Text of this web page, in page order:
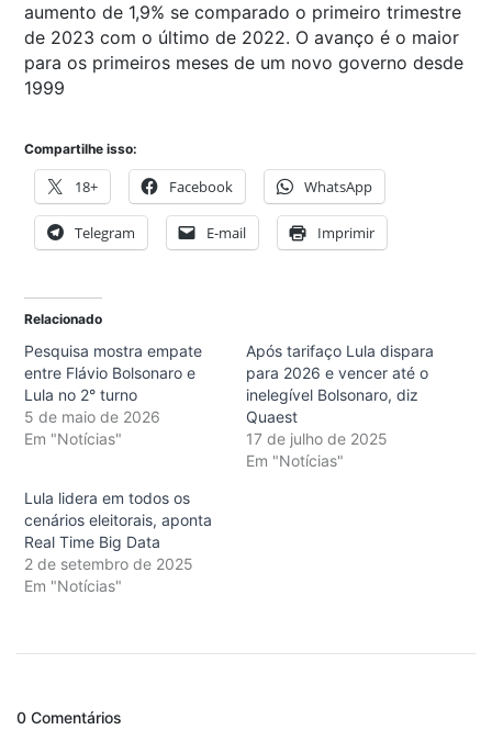
aumento de 1,9% se comparado o primeiro trimestre
de 2023 com o último de 2022. O avanço é o maior
para os primeiros meses de um novo governo desde
1999
Compartilhe isso:
18+ Facebook WhatsApp
Telegram E-mail Imprimir
Relacionado
Pesquisa mostra empate
entre Flávio Bolsonaro e
Lula no 2° turno
5 de maio de 2026
Em "Notícias"
Após tarifaço Lula dispara
para 2026 e vencer até o
inelegível Bolsonaro, diz
Quaest
17 de julho de 2025
Em "Notícias"
Lula lidera em todos os
cenários eleitorais, aponta
Real Time Big Data
2 de setembro de 2025
Em "Notícias"
0 Comentários